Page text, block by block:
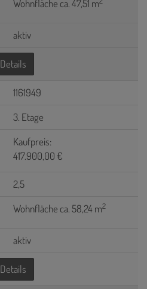
Wohnfläche ca. 47,51 m
aktiv
Details
1161949
3. Etage
Kaufpreis:
417.900,00 €
2,5
Wohnfläche ca. 58,24 m2
aktiv
Details